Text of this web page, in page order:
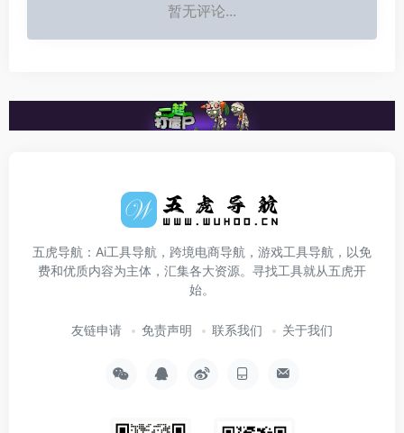
暂无评论...
五虎导航：Ai工具导航，跨境电商导航，游戏工具导航，以免
费和优质内容为主体，汇集各大资源。寻找工具就从五虎开
始。
友链申请 免责声明 联系我们 关于我们